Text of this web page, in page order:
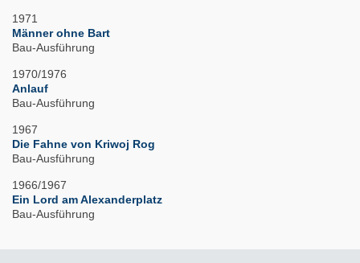
1971
Männer ohne Bart
Bau-Ausführung
1970/1976
Anlauf
Bau-Ausführung
1967
Die Fahne von Kriwoj Rog
Bau-Ausführung
1966/1967
Ein Lord am Alexanderplatz
Bau-Ausführung